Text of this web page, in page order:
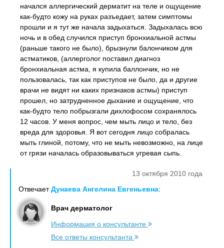
начался аллергический дерматит на теле и ощущение
как-будто кожу на руках разъедает, затем симптомы
прошли и я тут же начала задыхаться. Задыхалась всю
ночь и в обед случился приступ бронхиальной астмы
(раньше такого не было), брызнули балончиком для
астматиков, (аллерголог поставил диагноз
бронхиальная астма, я купила баллончик, но не
пользовалась, так как приступов не было, да и другие
врачи не видят ни каких признаков астмы) приступ
прошел, но затрудненное дыхание и ощущение, что
как-будто тело побрызгали дихлофосом сохранялось
12 часов. У меня вопрос, чем мыть лицо и тело, без
вреда для здоровья. Я вот сегодня лицо собралась
мыть глиной, потому, что не мыть невозможно, на лице
от грязи началась образовываться угревая сыпь.
13 октября 2010 года
ОтвечаетДунаева Ангелина Евгеньевна:
Врач дерматолог
Информация о консультанте
Все ответы консультанта